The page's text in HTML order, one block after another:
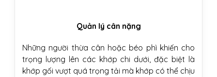
Quản lý cân nặng
Những người thừa cân hoặc béo phì khiến cho
trọng lượng lên các khớp chi dưới, đặc biệt là
khớp gối vượt quá trọng tải mà khớp có thể chịu